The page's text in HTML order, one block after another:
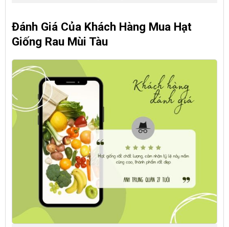
Đánh Giá Của Khách Hàng Mua Hạt
Giống Rau Mùi Tàu